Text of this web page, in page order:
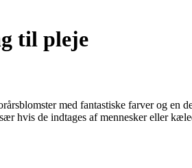
til pleje
med fantastiske farver og
hvis de indtages af mennesker eller